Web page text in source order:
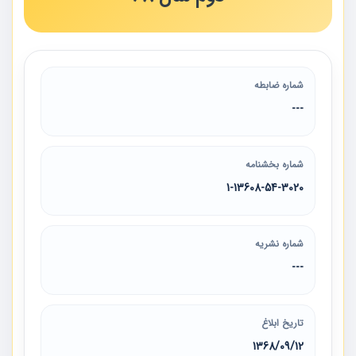
شماره ضابطه
---
شماره بخشنامه
1-13608-54-3020
شماره نشریه
---
تاریخ ابلاغ
1368/09/12